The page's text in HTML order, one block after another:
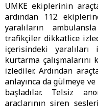
UMKE ekiplerinin
ardından 112
yaralıların
trafikçiler dikkatlice
içerisindeki
kurtarma
izlediler. Ardından
anlayınca da gülmeye
başladılar. Telsiz
araçlarının siren